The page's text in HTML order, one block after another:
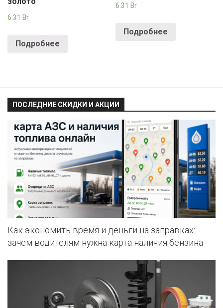
6.31 Br
Подробнее
6.31 Br
Подробнее
ПОСЛЕДНИЕ СКИДКИ И АКЦИИ
Как экономить время и деньги на заправках:
зачем водителям нужна карта наличия бензина